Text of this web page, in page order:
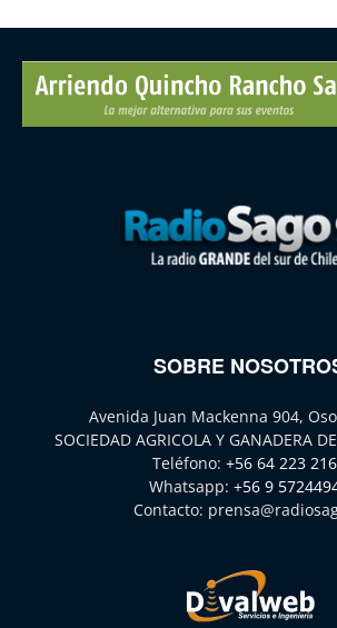
SOBRE
Avenida Juan Mackenna 904,
SOCIEDAD AGRICOLA Y GANADERA
Teléfono: +56 64 223
Whatsapp: +56 9
Contacto: